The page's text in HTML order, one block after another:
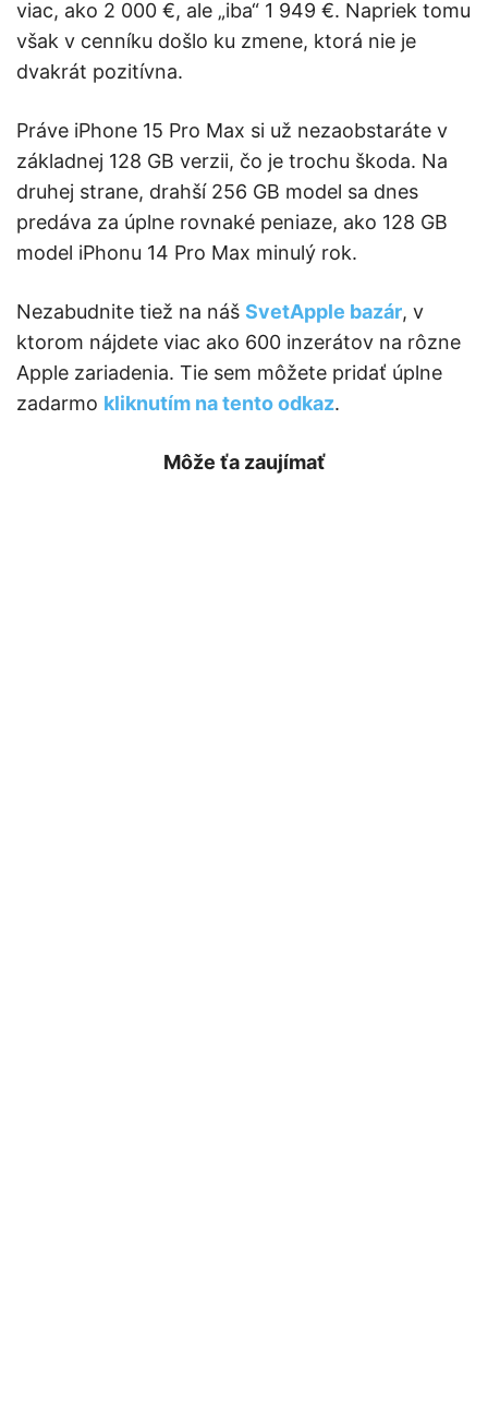
viac, ako 2 000 €, ale „iba“ 1 949 €. Napriek tomu
však v cenníku došlo ku zmene, ktorá nie je
dvakrát pozitívna.
Práve iPhone 15 Pro Max si už nezaobstaráte v
základnej 128 GB verzii, čo je trochu škoda. Na
druhej strane, drahší 256 GB model sa dnes
predáva za úplne rovnaké peniaze, ako 128 GB
model iPhonu 14 Pro Max minulý rok.
Nezabudnite tiež na náš SvetApple bazár, v
ktorom nájdete viac ako 600 inzerátov na rôzne
Apple zariadenia. Tie sem môžete pridať úplne
zadarmo kliknutím na tento odkaz.
Môže ťa zaujímať